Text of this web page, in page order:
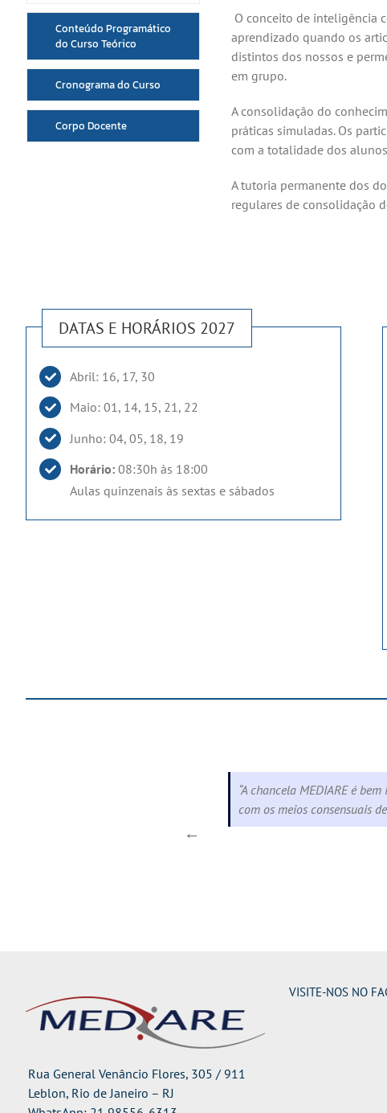
Conteúdo Programático
do Curso Teórico
Cronograma do Curso
Corpo Docente
O conceito de inteligência
aprendizado quando os
distintos dos nossos e
em grupo.
A consolidação do
práticas simuladas. Os
com a totalidade dos
A tutoria permanente dos
regulares de consolidação
DATAS E HORÁRIOS 2027
Abril: 16, 17, 30
Maio: 01, 14, 15, 21, 22
Junho: 04, 05, 18, 19
Horário: 08:30h às 18:00
Aulas quinzenais às sextas e sábados
“A chancela MEDIARE é
com os meios consensuais
Rua General Venâncio Flores, 305 / 911
Leblon, Rio de Janeiro – RJ
VISITE-NOS NO